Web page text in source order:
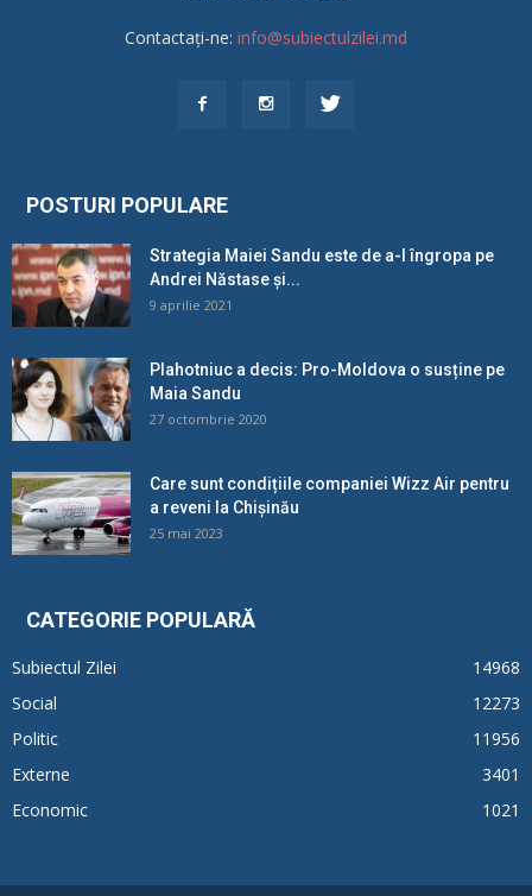
Contactați-ne: info@subiectulzilei.md
POSTURI POPULARE
Strategia Maiei Sandu este de a-l îngropa pe
Andrei Năstase și...
9 aprilie 2021
Plahotniuc a decis: Pro-Moldova o susține pe
Maia Sandu
27 octombrie 2020
Care sunt condițiile companiei Wizz Air pentru
a reveni la Chișinău
25 mai 2023
CATEGORIE POPULARĂ
Subiectul Zilei
14968
Social
12273
Politic
11956
Externe
3401
Economic
1021